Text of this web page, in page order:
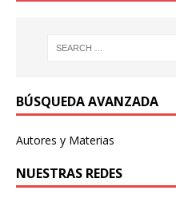
BÚSQUEDA AVANZADA
Autores y Materias
NUESTRAS REDES